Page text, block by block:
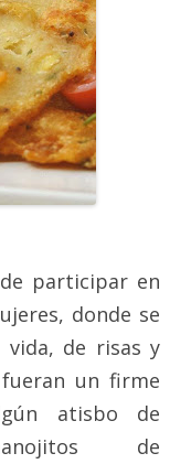
participar en
donde se
de risas y
un firme
atisbo de
de